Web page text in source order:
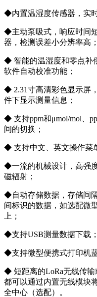
◆内置温湿度传感器，实
◆主动泵吸式，响应时间
器，检测误差小分辨率高；
◆ 智能的温湿度和零点补
软件自动校准功能；
◆ 2.31寸高清彩色显示屏
件下显示测量信息；
◆ 支持ppm和μmol/mol、
间的切换；
◆ 支持中文、英文操作菜
◆一流的机械设计，高强
磁辐射；
◆自动存储数据，存储间
间标识的数据，如选配微
上；
◆支持USB测量数据下载；
◆支持微型便携式打印机
◆ 短距离的LoRa无线传输
都可以通过内置无线模块
全中心（选配）。